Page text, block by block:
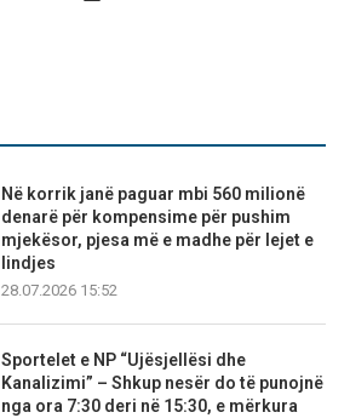
Në korrik janë paguar mbi 560 milionë
denarë për kompensime për pushim
mjekësor, pjesa më e madhe për lejet e
lindjes
28.07.2026 15:52
Sportelet e NP “Ujësjellësi dhe
Kanalizimi” – Shkup nesër do të punojnë
nga ora 7:30 deri në 15:30, e mërkura